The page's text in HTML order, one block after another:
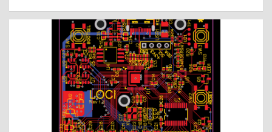
e
b
e
s
t
p
h